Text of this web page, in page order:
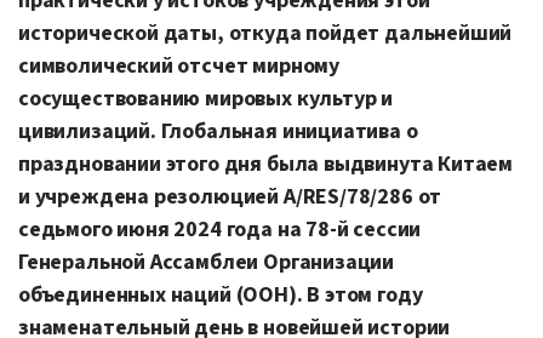
исторической даты, откуда пойдет дальнейший
символический отсчет мирному
сосуществованию мировых культур и
цивилизаций. Глобальная инициатива о
праздновании этого дня была выдвинута Китаем
и учреждена резолюцией A/RES/78/286 от
седьмого июня 2024 года на 78-й сессии
Генеральной Ассамблеи Организации
объединенных наций (ООН). В этом году
знаменательный день в новейшей истории